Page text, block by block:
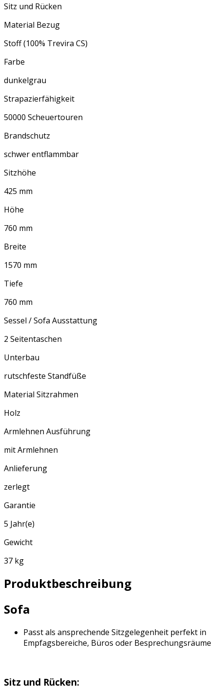
Sitz und Rücken
Material Bezug
Stoff (100% Trevira CS)
Farbe
dunkelgrau
Strapazierfähigkeit
50000 Scheuertouren
Brandschutz
schwer entflammbar
Sitzhöhe
425 mm
Höhe
760 mm
Breite
1570 mm
Tiefe
760 mm
Sessel / Sofa Ausstattung
2 Seitentaschen
Unterbau
rutschfeste Standfüße
Material Sitzrahmen
Holz
Armlehnen Ausführung
mit Armlehnen
Anlieferung
zerlegt
Garantie
5 Jahr(e)
Gewicht
37 kg
Produktbeschreibung
Sofa
Passt als ansprechende Sitzgelegenheit perfekt in
Empfagsbereiche, Büros oder Besprechungsräume
Sitz und Rücken: